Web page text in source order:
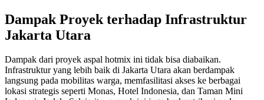
Dampak Proyek terhadap Infrastruktur
Jakarta Utara
Dampak dari proyek aspal hotmix ini tidak bisa diabaikan.
Infrastruktur yang lebih baik di Jakarta Utara akan berdampak
langsung pada mobilitas warga, memfasilitasi akses ke berbagai
lokasi strategis seperti Monas, Hotel Indonesia, dan Taman Mini